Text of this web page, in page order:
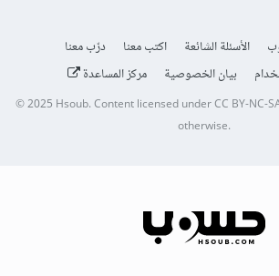
الأسئلة الشائعة اكتب معنا
درّب معنا
بيان الخصوصية مركز المساعدة
© 2025Hsoub.Content licensed underCC BY-NC-
otherwise.